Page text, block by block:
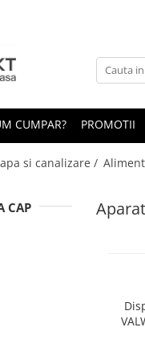
CUMPAR? PROMOTII
si canalizare /
CAP